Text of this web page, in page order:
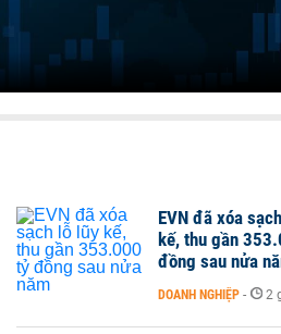
EVN đã xóa
kế, thu gần
đồng sau nửa
DOANH NGHIỆP - 2